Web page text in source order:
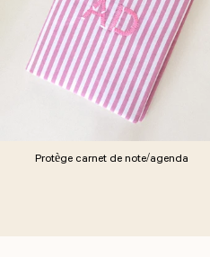
Protège carnet de note/agenda